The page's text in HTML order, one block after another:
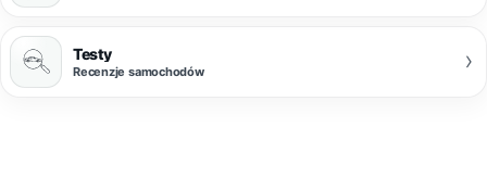
Testy
Recenzje samochodów ›